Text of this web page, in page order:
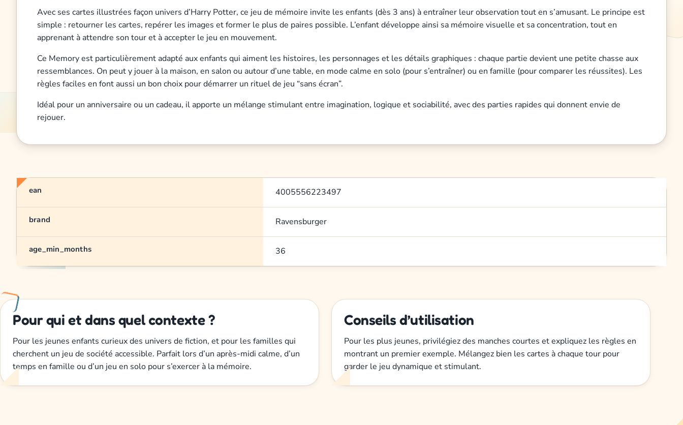
Avec ses cartes illustrées façon univers d’Harry Potter, ce jeu de mémoire invite les enfants (dès 3 ans) à entraîner leur observation tout en s’amusant. Le principe est
simple : retourner les cartes, repérer les images et former le plus de paires possible. L’enfant développe ainsi sa mémoire visuelle et sa concentration, tout en
apprenant à attendre son tour et à accepter le jeu en mouvement.
Ce Memory est particulièrement adapté aux enfants qui aiment les histoires, les personnages et les détails graphiques : chaque partie devient une petite chasse aux
ressemblances. On peut y jouer à la maison, en salon ou autour d’une table, en mode calme en solo (pour s’entraîner) ou en famille (pour comparer les réussites). Les
règles faciles en font aussi un bon choix pour démarrer un rituel de jeu “sans écran”.
Idéal pour un anniversaire ou un cadeau, il apporte un mélange stimulant entre imagination, logique et sociabilité, avec des parties rapides qui donnent envie de
rejouer.
ean 4005556223497
brand Ravensburger
age_min_months 36
Pour qui et dans quel contexte ?
Pour les jeunes enfants curieux des univers de fiction, et pour les familles qui
cherchent un jeu de société accessible. Parfait lors d’un après-midi calme, d’un
temps en famille ou d’un jeu en solo pour s’exercer à la mémoire.
Conseils d’utilisation
Pour les plus jeunes, privilégiez des manches courtes et expliquez les règles en
montrant un premier exemple. Mélangez bien les cartes à chaque tour pour
garder le jeu dynamique et stimulant.